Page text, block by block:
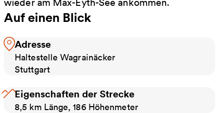
wieder am Max-Eyth-See ankommen.
Auf einen Blick
Adresse
Haltestelle Wagrainäcker
Stuttgart
Eigenschaften der Strecke
8,5 km Länge, 186 Höhenmeter